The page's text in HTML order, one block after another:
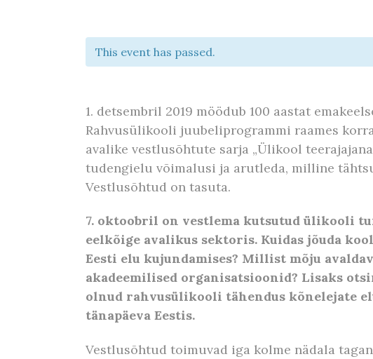
This event has passed.
1. detsembril 2019 möödub 100 aastat
Rahvusülikooli juubeliprogrammi raames
avalike vestlusõhtute sarja „Ülikool
tudengielu võimalusi ja arutleda, milline
Vestlusõhtud on tasuta.
7. oktoobril on vestlema kutsutud ülikooli
eelkõige avalikus sektoris. Kuidas jõuda
Eesti elu kujundamises? Millist mõju
akadeemilised organisatsioonid? Lisaks
olnud rahvusülikooli tähendus kõnelejate
tänapäeva Eestis.
Vestlusõhtud toimuvad iga kolme nädala